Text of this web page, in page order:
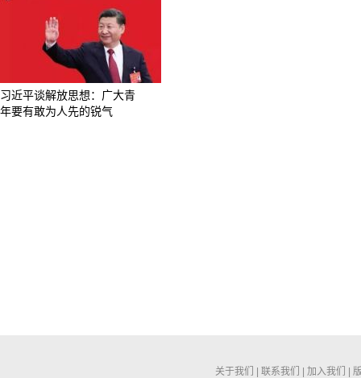
习近平谈解放思想：广大青
年要有敢为人先的锐气
关于我们 联系我们 加入我们